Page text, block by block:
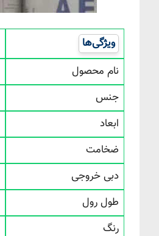
ویژگی‌ها
نام محصول
جنس
ابعاد
ضخامت
دبی خروجی
طول رول
رنگ